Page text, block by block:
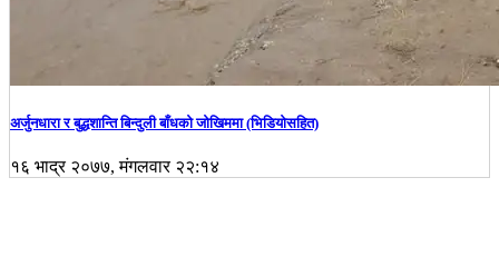
अर्जुनधारा र बुद्धशान्ति बिन्दुली बाँधको जोखिममा (भिडियाेसहित)
१६ भाद्र २०७७, मंगलवार २२:१४